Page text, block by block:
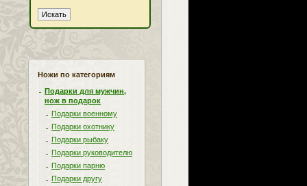
Ножи по категориям
Подарки для мужчин,
нож в подарок
Подарки военному
Подарки охотнику
Подарки рыбаку
Подарки руководителю
Подарки парню
Подарки другу